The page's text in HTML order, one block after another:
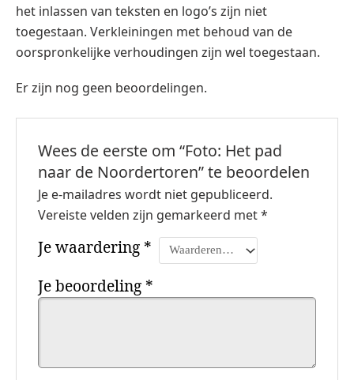
het inlassen van teksten en logo’s zijn niet
toegestaan. Verkleiningen met behoud van de
oorspronkelijke verhoudingen zijn wel toegestaan.
Er zijn nog geen beoordelingen.
Wees de eerste om “Foto: Het pad
naar de Noordertoren” te beoordelen
Je e-mailadres wordt niet gepubliceerd.
Vereiste velden zijn gemarkeerd met*
Je waardering *
Je beoordeling *